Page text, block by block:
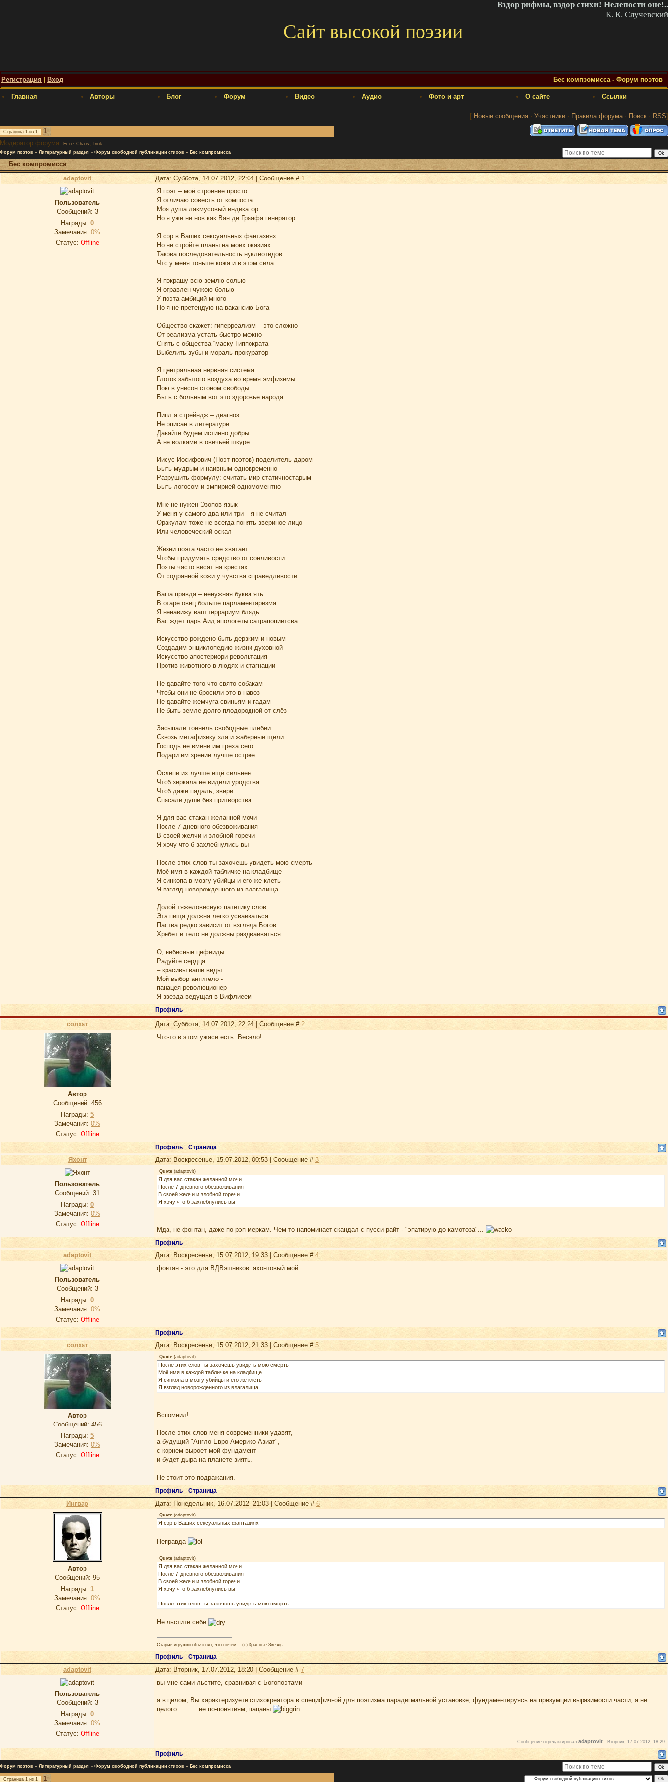
Вздор рифмы, вздор стихи! Нелепости оне!..
К. К. Случевский
Сайт высокой поэзии
Регистрация Вход Бес компромисса - Форум поэтов
Главная Авторы Блог Форум Видео Аудио Фото и арт О сайте Ссылки
[ Новые сообщения · Участники · Правила форума· Поиск · RSS]
Страница 1 из 1
1
Модератор форума: Ecce_Chaos ,
Inok
Форум поэтов » Литературный раздел » Форум свободной публикации стихов » Бес компромисса
Бес компромисса
adaptovit
Дата: Суббота, 14.07.2012, 22:04 | Сообщение # 1
Пользователь
Сообщений: 3
Награды: 0
Замечания: 0%
Статус: Offline
Я поэт – моё строение просто
Я отличаю совесть от компоста
Моя душа лакмусовый индикатор
Но я уже не нов как Ван де Граафа генератор
Я сор в Ваших сексуальных фантазиях
Но не стройте планы на моих оказиях
Такова последовательность нуклеотидов
Что у меня тоньше кожа и в этом сила
Я покрашу всю землю солью
Я отравлен чужою болью
У поэта амбиций много
Но я не претендую на вакансию Бога
Общество скажет: гиперреализм – это сложно
От реализма устать быстро можно
Снять с общества “маску Гиппократа”
Выбелить зубы и мораль-прокуратор
Я центральная нервная система
Глоток забытого воздуха во время эмфиземы
Пою в унисон стоном свободы
Быть с больным вот это здоровье народа
Пипл а стрейндж – диагноз
Не описан в литературе
Давайте будем истинно добры
А не волками в овечьей шкуре
Иисус Иосифович (Поэт поэтов) поделитель даром
Быть мудрым и наивным одновременно
Разрушить формулу: считать мир статичностарым
Быть логосом и эмпирией одномоментно
Мне не нужен Эзопов язык
У меня у самого два или три – я не считал
Оракулам тоже не всегда понять звериное лицо
Или человеческий оскал
Жизни поэта часто не хватает
Чтобы придумать средство от сонливости
Поэты часто висят на крестах
От содранной кожи у чувства справедливости
Ваша правда – ненужная буква ять
В отаре овец больше парламентаризма
Я ненавижу ваш террариум блядь
Вас ждет царь Аид апологеты сатрапопиитсва
Искусство рождено быть дерзким и новым
Создадим энциклопедию жизни духовной
Искусство апостериори револьтация
Против животного в людях и стагнации
Не давайте того что свято собакам
Чтобы они не бросили это в навоз
Не давайте жемчуга свиньям и гадам
Не быть земле долго плодородной от слёз
Засыпали тоннель свободные плебеи
Сквозь метафизику зла и жаберные щели
Господь не вмени им греха сего
Подари им зрение лучше острее
Ослепи их лучше ещё сильнее
Чтоб зеркала не видели уродства
Чтоб даже падаль, звери
Спасали души без притворства
Я для вас стакан желанной мочи
После 7-дневного обезвоживания
В своей желчи и злобной горечи
Я хочу что б захлебнулись вы
После этих слов ты захочешь увидеть мою смерть
Моё имя в каждой табличке на кладбище
Я синкопа в мозгу убийцы и его же клеть
Я взгляд новорожденного из влагалища
Долой тяжеловесную патетику слов
Эта пища должна легко усваиваться
Паства редко зависит от взгляда Богов
Хребет и тело не должны раздваиваться
О, небесные цефеиды
Радуйте сердца
– красивы ваши виды
Мой выбор антитело -
панацея-революционер
Я звезда ведущая в Вифлиеем
Профиль
солхат Дата: Суббота, 14.07.2012, 22:24 | Сообщение # 2
Автор
Сообщений: 456
Награды: 5
Замечания: 0%
Статус: Offline
Что-то в этом ужасе есть. Весело!
Профиль Страница
Яхонт Дата: Воскресенье, 15.07.2012, 00:53 | Сообщение # 3
Пользователь
Сообщений: 31
Награды: 0
Замечания: 0%
Статус: Offline
Quote (adaptovit)
Я для вас стакан желанной мочи
После 7-дневного обезвоживания
В своей желчи и злобной горечи
Я хочу что б захлебнулись вы
Мда, не фонтан, даже по рэп-меркам. Чем-то напоминает скандал с пусси райт - "эпатирую до камотоза"...
Профиль
adaptovit Дата: Воскресенье, 15.07.2012, 19:33 | Сообщение # 4
Пользователь
Сообщений: 3
Награды: 0
Замечания: 0%
Статус: Offline
фонтан - это для ВДВэшников, яхонтовый мой
Профиль
солхат Дата: Воскресенье, 15.07.2012, 21:33 | Сообщение # 5
Автор
Сообщений: 456
Награды: 5
Замечания: 0%
Статус: Offline
Quote (adaptovit)
После этих слов ты захочешь увидеть мою смерть
Моё имя в каждой табличке на кладбище
Я синкопа в мозгу убийцы и его же клеть
Я взгляд новорожденного из влагалища
Вспомнил!
После этих слов меня современники удавят,
а будущий "Англо-Евро-Америко-Азиат",
с корнем выроет мой фундамент
и будет дыра на планете зиять.
Не стоит это подражания.
Профиль Страница
Ингвар Дата: Понедельник, 16.07.2012, 21:03 | Сообщение # 6
Автор
Сообщений: 95
Награды: 1
Замечания: 0%
Статус: Offline
Quote (adaptovit)
Я сор в Ваших сексуальных фантазиях
Неправда
Quote (adaptovit)
Я для вас стакан желанной мочи
После 7-дневного обезвоживания
В своей желчи и злобной горечи
Я хочу что б захлебнулись вы
После этих слов ты захочешь увидеть мою смерть
Не льстите себе
Старые игрушки объяснят, что почём... (с) Красные Звёзды
Профиль Страница
adaptovit Дата: Вторник, 17.07.2012, 18:20 | Сообщение # 7
Пользователь
Сообщений: 3
Награды: 0
Замечания: 0%
Статус: Offline
вы мне сами льстите, сравнивая с Богопоэтами
а в целом, Вы характеризуете стихокреатора в специфичной для поэтизма парадигмальной установке, фундаментируясь на презумции выразимости части, а не
целого...........не по-понятиям, пацаны
.........
Сообщение отредактировал adaptovit - Вторник, 17.07.2012, 18:29
Профиль
Форум поэтов » Литературный раздел » Форум свободной публикации стихов » Бес компромисса
Страница 1 из 1 1